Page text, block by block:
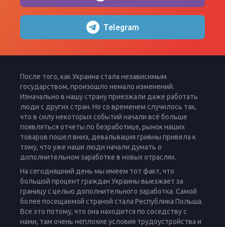
Telegram
После того, как Украина стала независимым
государством, произошло немало изменений.
Изначально в нашу страну приезжали даже работать
люди с других стран. Но со временем случилось так,
что в силу некоторых событий начали всё больше
появляться отчеты по безработице, рынок наших
товаров пошел вниз, девальвация гривны привела к
тому, что уже наши люди начали думать о
дополнительном заработке в новых отраслях.
На сегодняшний день мы имеем тот факт, что
большой процент граждан Украины выезжает за
границу с целью дополнительного заработка. Самой
более посещаемой страной стала Республика Польша.
Все это потому, что она находится по соседству с
нами, там очень неплохие условия трудоустройства и